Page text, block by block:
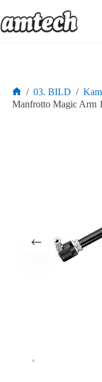
till
innehåll
Hem
/ 03. BILD /
Manfrotto Magic Arm